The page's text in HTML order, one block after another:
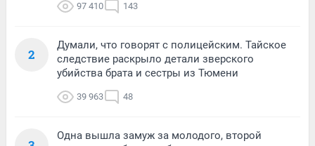
97 410 143
2
Думали, что говорят с полицейским. Тайское
следствие раскрыло детали зверского
убийства брата и сестры из Тюмени
39 963 48
Одна вышла замуж за молодого, второй